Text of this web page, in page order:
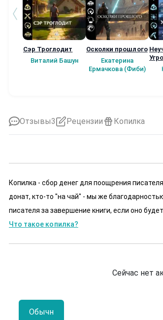
Сэр Троглодит
Виталий Башун
Осколки прошлого
Екатерина
Ермачкова (Фиби)
Отзывы3 Рецензии Копилка
Копилка - сбор денег для поощрения
донат, кто-то "на чай" - мы же
писателя за завершение книги, если оно
Что такое копилка?
Сейчас нет
Обычн